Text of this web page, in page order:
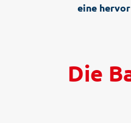
eine
Die